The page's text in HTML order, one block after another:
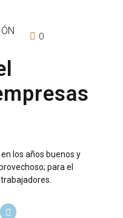
0
los años buenos y
para el